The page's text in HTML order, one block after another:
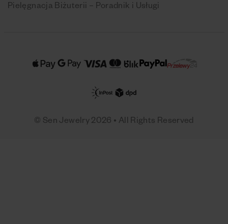
Pielęgnacja Biżuterii – Poradnik i Usługi
© Sen Jewelry 2026 • All Rights Reserved